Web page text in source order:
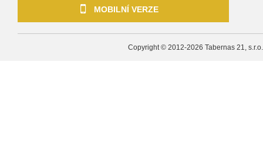
MOBILNÍ VERZE
Copyright © 2012-2026 Tabernas 21, s.r.o.